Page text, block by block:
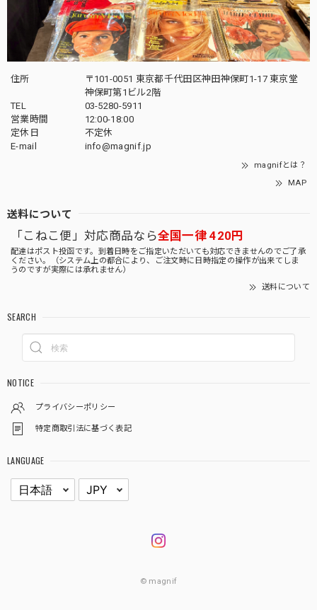
住所
〒101-0051 東京都千代田区神田神保町1-17 東京堂
神保町第1ビル2階
TEL
03-5280-5911
営業時間
12:00-18:00
定休日
不定休
E-mail
info@magnif.jp
magnifとは？
MAP
送料について
「こねこ便」対応商品なら全国一律 420円
配達はポスト投函です。到着日時をご指定いただいても対応できませんのでご了承
ください。（システム上の都合により、ご注文時に日時指定の操作が出来てしま
うのですが実際には承れません）
送料について
SEARCH
NOTICE
プライバシーポリシー
特定商取引法に基づく表記
LANGUAGE
© magnif